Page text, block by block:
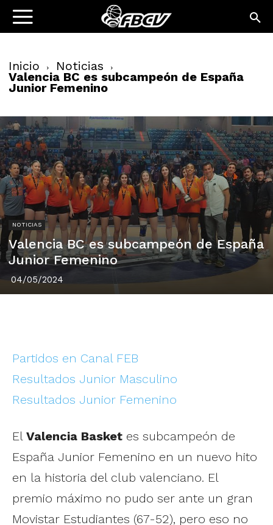
Inicio Noticias
Valencia BC es subcampeón de España
Junior Femenino
NOTICIAS
Valencia BC es subcampeón de España
Junior Femenino
04/05/2024
Partidos en Canal FEB
Resultados Junior Masculino
Resultados Junior Femenino
El Valencia Basket es subcampeón de
España Junior Femenino en un nuevo hito
en la historia del club valenciano. El
premio máximo no pudo ser ante un gran
Movistar Estudiantes (67-52), pero eso no